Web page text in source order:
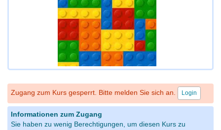
Zugang zum Kurs gesperrt. Bitte melden Sie sich an. Login
Informationen zum Zugang
Sie haben zu wenig Berechtigungen, um diesen Kurs zu